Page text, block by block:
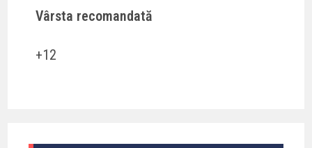
Vârsta recomandată
+12